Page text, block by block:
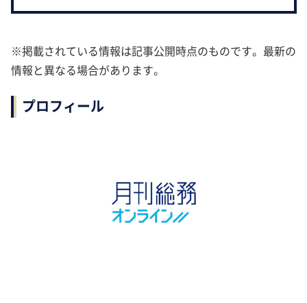
※掲載されている情報は記事公開時点のものです。最新の
情報と異なる場合があります。
プロフィール